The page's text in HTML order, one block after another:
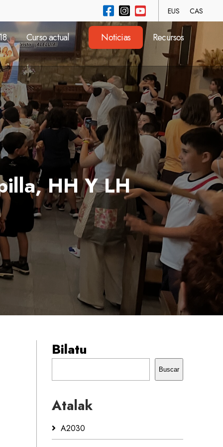
EUS CAS
Curso actual Noticias
Recursos
HH Y LH
Bilatu
Buscar
Atalak
A2030